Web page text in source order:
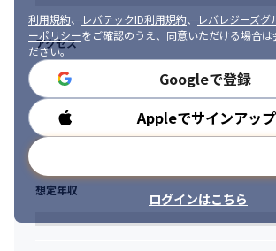
利用規約、 レバテックID利用規約、
レバレジーズグ
ーポリシーをご確認のうえ、同意いただける場合は
ださい。
Googleで登録
Appleでサインアップ
ログインはこちら
アクセス
勤務時間
想定年収